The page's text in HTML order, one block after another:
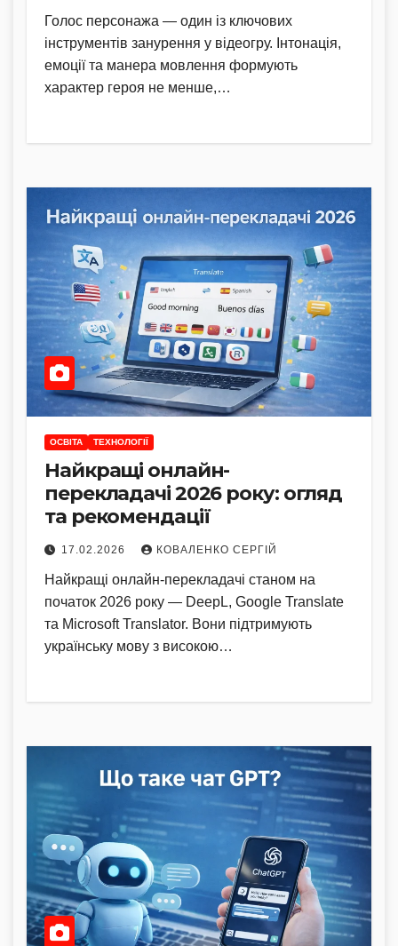
Голос персонажа — один із ключових
інструментів занурення у відеогру. Інтонація,
емоції та манера мовлення формують
характер героя не менше,…
ОСВІТА ТЕХНОЛОГІЇ
Найкращі онлайн-
перекладачі 2026 року: огляд
та рекомендації
17.02.2026 КОВАЛЕНКО СЕРГІЙ
Найкращі онлайн-перекладачі станом на
початок 2026 року — DeepL, Google Translate
та Microsoft Translator. Вони підтримують
українську мову з високою…